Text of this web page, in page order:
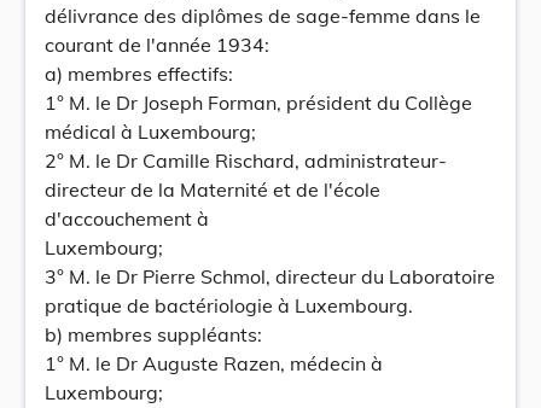
délivrance des diplômes de sage-femme dans le
courant de l'année 1934:
a) membres effectifs:
1° M. le Dr Joseph Forman, président du Collège
médical à Luxembourg;
2° M. le Dr Camille Rischard, administrateur-
directeur de la Maternité et de l'école
d'accouchement à
Luxembourg;
3° M. le Dr Pierre Schmol, directeur du Laboratoire
pratique de bactériologie à Luxembourg.
b) membres suppléants:
1° M. le Dr Auguste Razen, médecin à
Luxembourg;